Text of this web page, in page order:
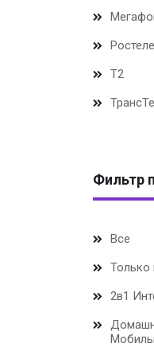
Т2
Фильтр
Все
Только
2в1